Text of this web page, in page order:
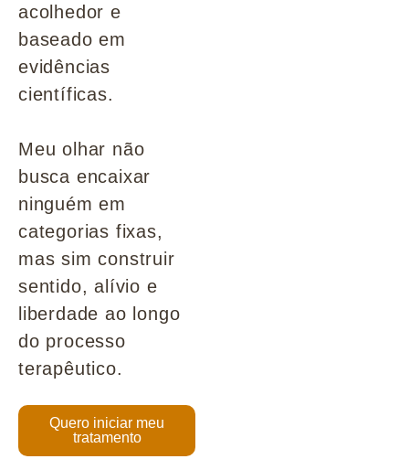
acolhedor e
baseado em
evidências
científicas.
Meu olhar não
busca encaixar
ninguém em
categorias fixas,
mas sim construir
sentido, alívio e
liberdade ao longo
do processo
terapêutico.
Quero iniciar meu
tratamento